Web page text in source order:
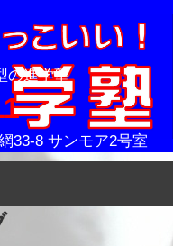
の進学塾
33-8 サンモア2号室